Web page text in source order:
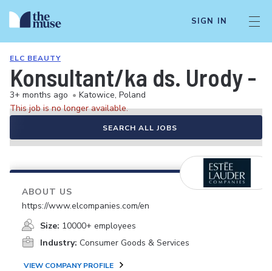
SIGN IN
ELC BEAUTY
Konsultant/ka ds. Urody -
3+ months ago • Katowice, Poland
This job is no longer available.
SEARCH ALL JOBS
ABOUT US
https://www.elcompanies.com/en
Size: 10000+ employees
Industry: Consumer Goods & Services
VIEW COMPANY PROFILE